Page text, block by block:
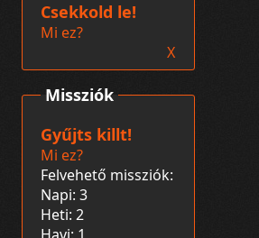
Missziók
Gyűjts killt!
Mi ez?
Felvehető missziók:
Napi: 3
Heti: 2
Csekkold le!
Mi ez?
X